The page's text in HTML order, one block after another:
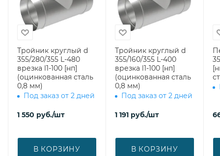
Тройник круглый d
355/280/355 L-480
врезка l1-100 [нп]
(оцинкованная сталь
0,8 мм)
Под заказ от 2 дней
1 550 руб./шт
В КОРЗИНУ
Тройник круглый d
355/160/355 L-400
врезка l1-100 [нп]
(оцинкованная сталь
0,8 мм)
Под заказ от 2 дней
1 191 руб./шт
В КОРЗИНУ